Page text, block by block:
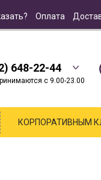
Оплата
648-22-44
с 9.00-23.00
КОРПОРАТИВНЫМ